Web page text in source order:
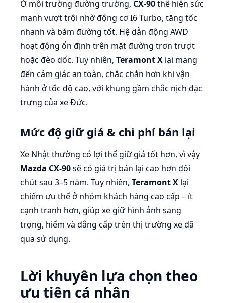
Ở môi trường đường trường, CX-90thể hiện sức
mạnh vượt trội nhờ động cơ I6 Turbo, tăng tốc
nhanh và bám đường tốt. Hệ dẫn động AWD
hoạt động ổn định trên mặt đường trơn trượt
hoặc đèo dốc. Tuy nhiên, Teramont X lại mang
đến cảm giác an toàn, chắc chắn hơn khi vận
hành ở tốc độ cao, với khung gầm chắc nịch đặc
trưng của xe Đức.
Mức độ giữ giá & chi phí bán lại
Xe Nhật thường có lợi thế giữ giá tốt hơn, vì vậy
Mazda CX-90sẽ có giá trị bán lại cao hơn đôi
chút sau 3–5 năm. Tuy nhiên, Teramont X lại
chiếm ưu thế ở nhóm khách hàng cao cấp – ít
cạnh tranh hơn, giúp xe giữ hình ảnh sang
trọng, hiếm và đẳng cấp trên thị trường xe đã
qua sử dụng.
Lời khuyên lựa chọn theo
ưu tiên cá nhân